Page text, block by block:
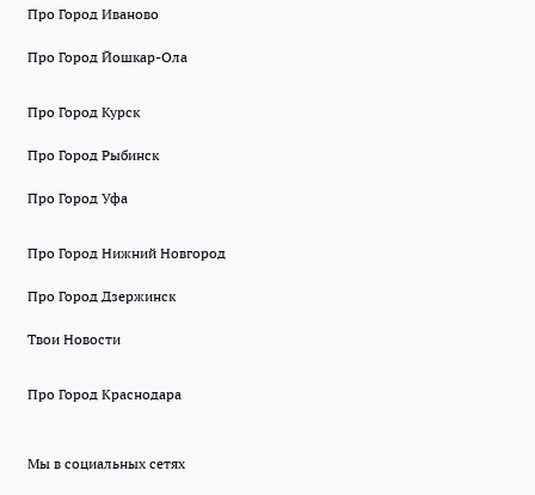
Про Город Иваново
Про Город Йошкар-Ола
Про Город Курск
Про Город Рыбинск
Про Город Уфа
Про Город Нижний Новгород
Про Город Дзержинск
Твои Новости
Про Город Краснодара
Мы в социальных сетях